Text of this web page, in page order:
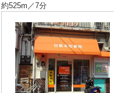
約525m／7分